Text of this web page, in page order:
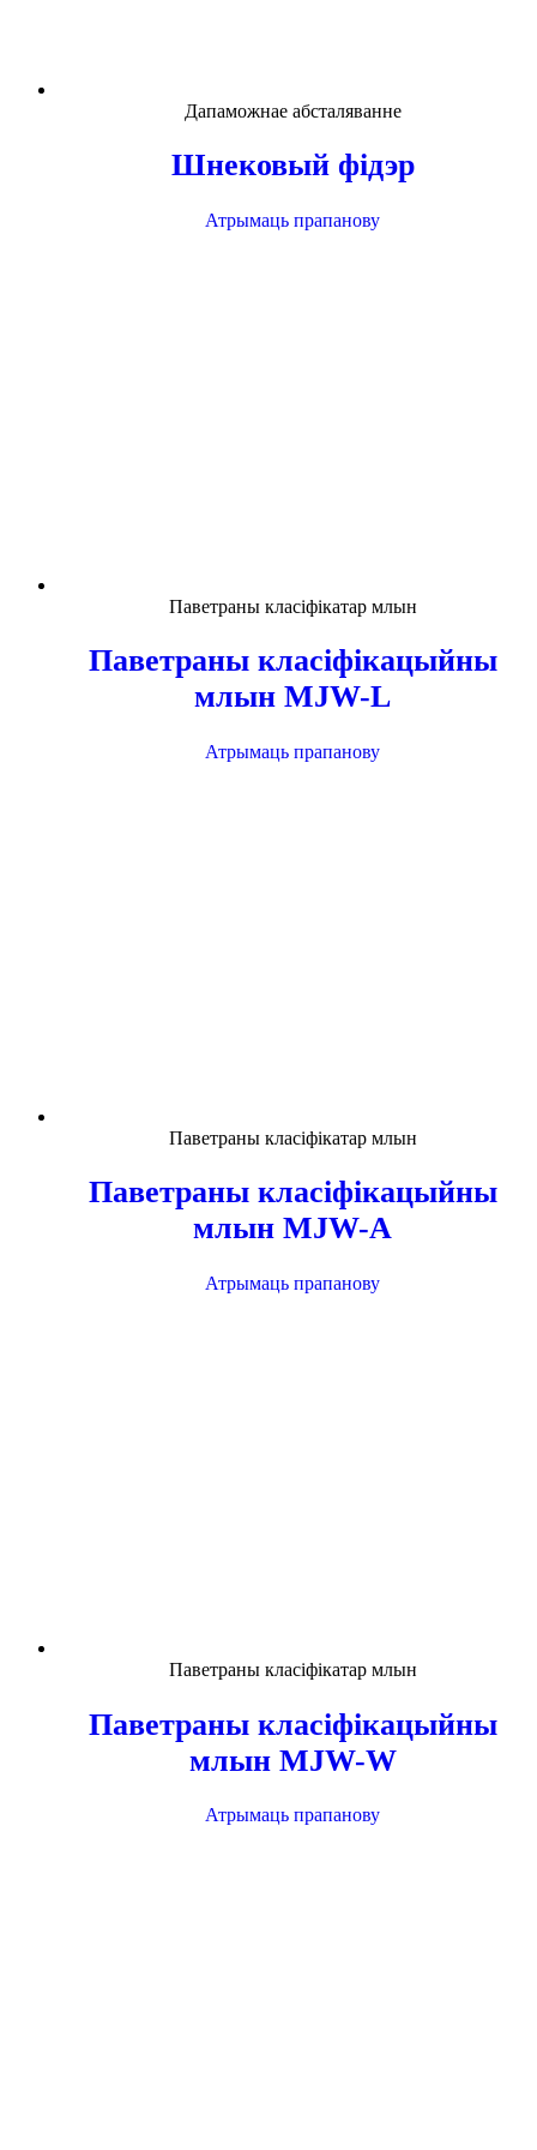
Дапаможнае абсталяванне
Шнековый фідэр
Атрымаць прапанову
Паветраны класіфікатар млын
Паветраны класіфікацыйны
млын MJW-L
Атрымаць прапанову
Паветраны класіфікатар млын
Паветраны класіфікацыйны
млын MJW-A
Атрымаць прапанову
Паветраны класіфікатар млын
Паветраны класіфікацыйны
млын MJW-W
Атрымаць прапанову